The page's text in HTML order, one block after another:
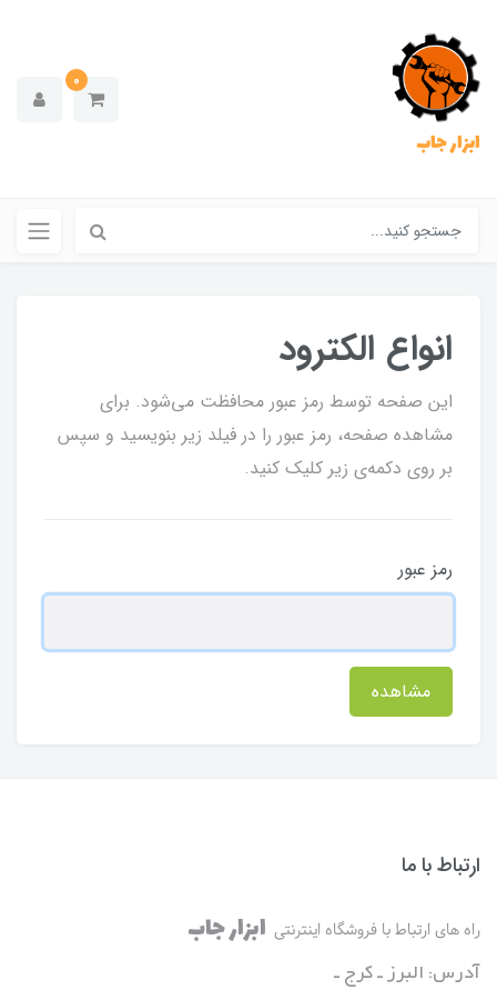
ابزار جاب
0
انواع الکترود
این صفحه توسط رمز عبور محافظت می‌شود. برای
مشاهده صفحه، رمز عبور را در فیلد زیر بنویسید و سپس
بر روی دکمه‌ی زیر کلیک کنید.
رمز عبور
مشاهده
ارتباط با ما
راه های ارتباط با فروشگاه اینترنتی ابزار جاب
آدرس: البرز ـ کرج ـ